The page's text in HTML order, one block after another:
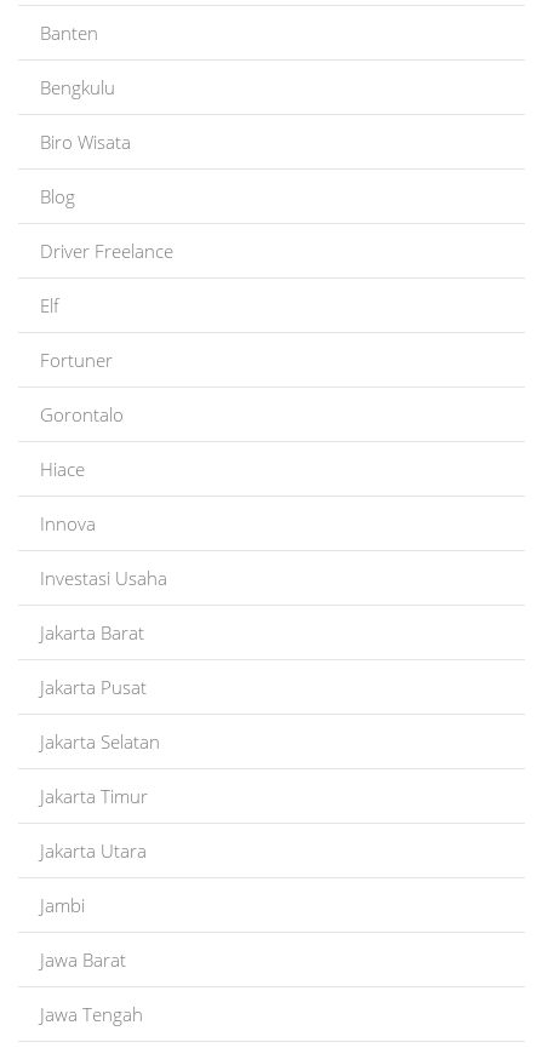
Banten
Bengkulu
Biro Wisata
Blog
Driver Freelance
Elf
Fortuner
Gorontalo
Hiace
Innova
Investasi Usaha
Jakarta Barat
Jakarta Pusat
Jakarta Selatan
Jakarta Timur
Jakarta Utara
Jambi
Jawa Barat
Jawa Tengah